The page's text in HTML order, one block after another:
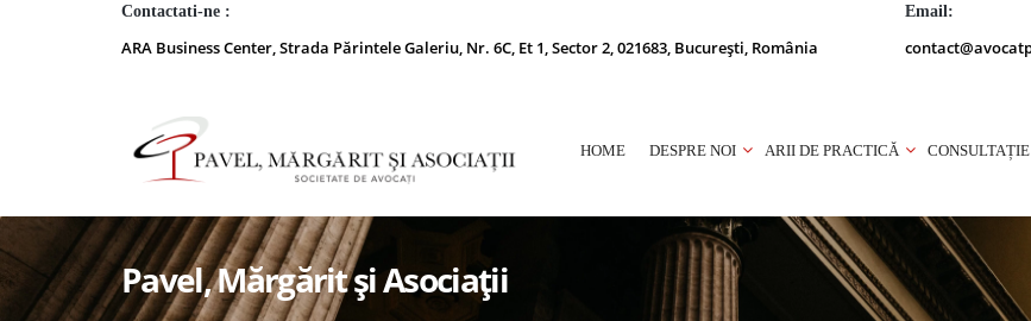
Contactati-ne :
ARA Business Center, Strada Părintele Galeriu, Nr. 6C, Et 1, Sector 2, 021683, București, România
Email:
HOME DESPRE NOI ARII DE PRACTICĂ
Pavel, Mărgărit și Asociații